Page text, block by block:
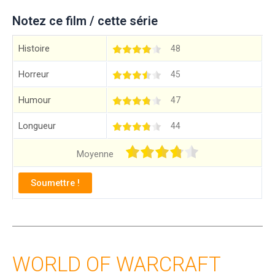
Notez ce film / cette série
Histoire 48
Horreur 45
Humour 47
Longueur 44
Moyenne
WORLD OF WARCRAFT